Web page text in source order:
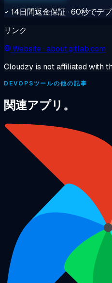
14日間返金保証 · 60秒でデ
リンク
Website· about.gitlab.com
Cloudzy is not affiliated with
DEVOPSツールの他の記事
関連アプリ。